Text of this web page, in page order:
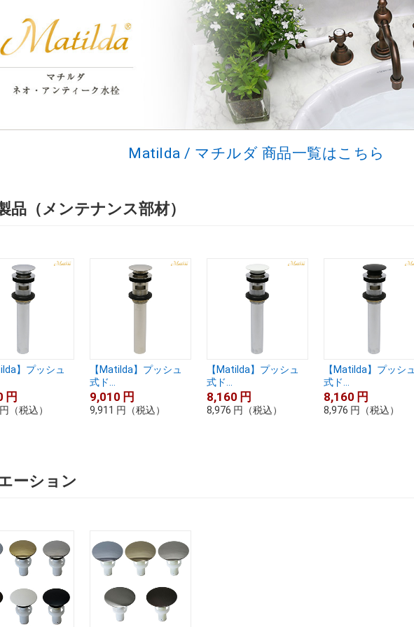
Matilda / マチルダ 商品一覧はこちら
品（メンテナンス部材）
】プッシュ
円
（税込）
【Matilda】プッシュ
式ド...
9,010 円
9,911 円 （税込）
【Matilda】プッシュ
式ド...
8,160 円
8,976 円 （税込）
【Matilda】プッシュ
式ド...
8,160 円
8,976 円 （税込）
ーション